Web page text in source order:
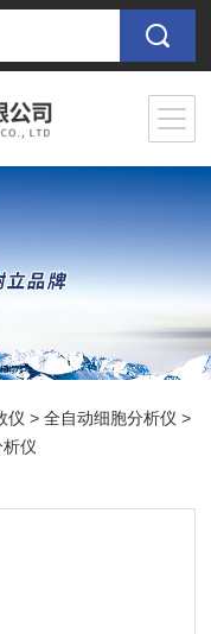
仪 >全自动细胞分析仪 >
仪